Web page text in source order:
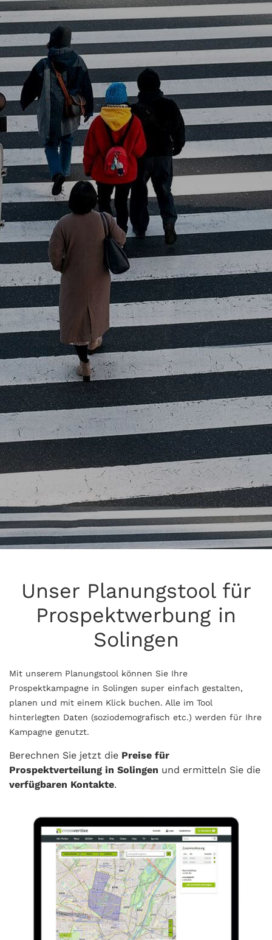
Unser Planungstool für
Prospektwerbung in
Solingen
Mit unserem Planungstool können Sie Ihre
Prospektkampagne in Solingen super einfach gestalten,
planen und mit einem Klick buchen. Alle im Tool
hinterlegten Daten (soziodemografisch etc.) werden für Ihre
Kampagne genutzt.
Berechnen Sie jetzt die Preise für
Prospektverteilung in Solingen und ermitteln Sie die
verfügbaren Kontakte.